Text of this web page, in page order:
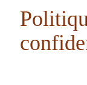
Politiq
confide